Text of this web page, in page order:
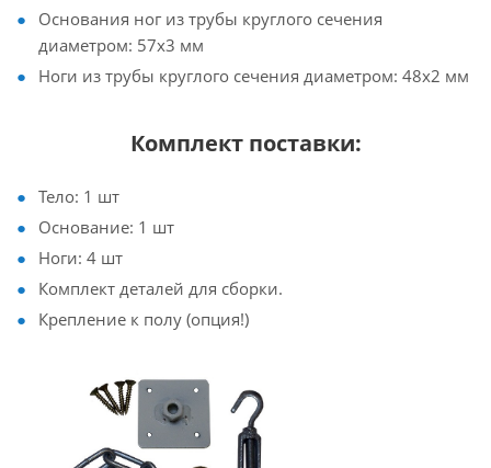
Основания ног из трубы круглого сечения
диаметром: 57х3 мм
Ноги из трубы круглого сечения диаметром: 48х2 мм
Комплект поставки:
Тело: 1 шт
Основание: 1 шт
Ноги: 4 шт
Комплект деталей для сборки.
Крепление к полу (опция!)